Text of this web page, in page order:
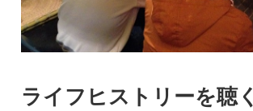
ライフヒストリーを聴く